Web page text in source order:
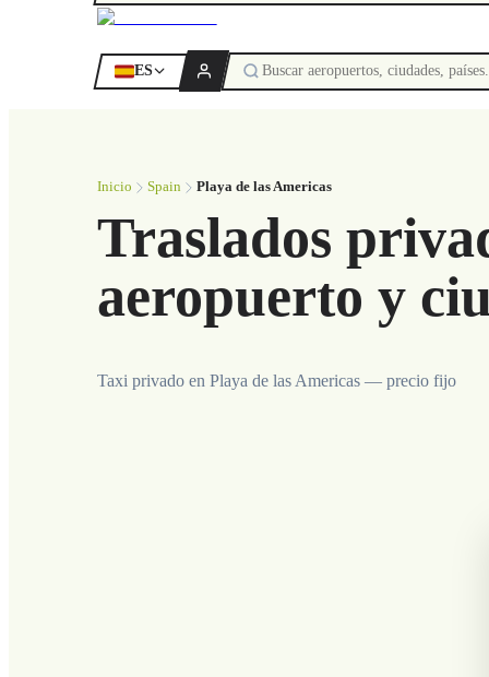
ES
Inicio Spain Playa de las Americas
Traslados
aeropuerto y
Taxi privado en Playa de las Americas — precio fijo